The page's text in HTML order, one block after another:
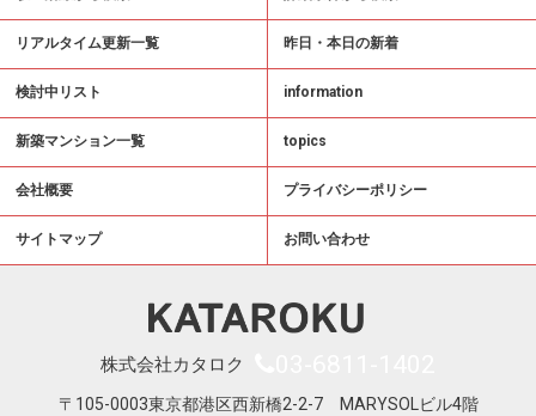
リアルタイム更新一覧 昨日・本日の新着
検討中リスト information
新築マンション一覧 topics
会社概要 プライバシーポリシー
サイトマップ お問い合わせ
株式会社カタロク
〒105-0003東京都港区西新橋2-2-7 MARYSOLビル4階